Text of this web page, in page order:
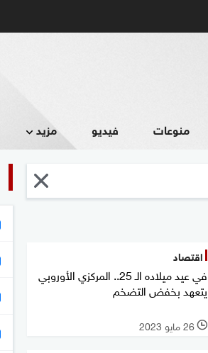
منوعات فيديو مزيد
اقتصاد
في عيد ميلاده الـ 25.. المركزي الأوروبي
يتعهد بخفض التضخم
l 26 مايو 2023